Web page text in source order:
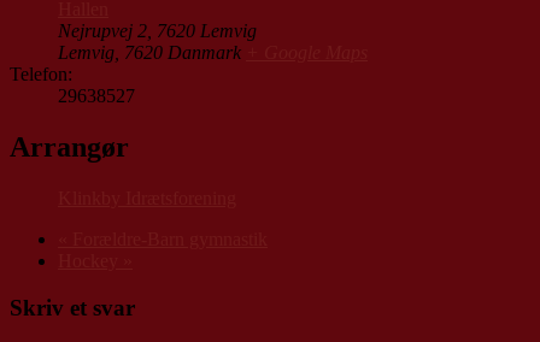
Nejrupvej 2, 7620 Lemvig
Lemvig 7620 Danmark
Telefon:
29638527
Arrangør
Skriv et svar